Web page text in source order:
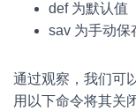
def 为默认值
sav 为手动保
通过观察，我们可
用以下命令将其关